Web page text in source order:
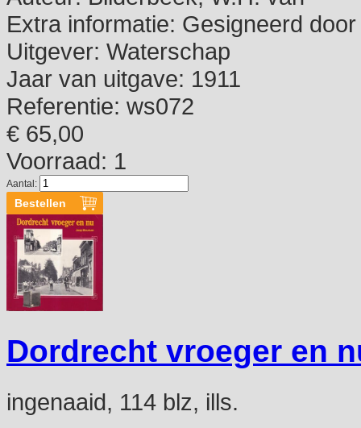
Extra informatie: Gesigneerd
Uitgever: Waterschap
Jaar van uitgave: 1911
Referentie: ws072
€ 65,00
Voorraad: 1
Aantal:
Dordrecht vroeger en
ingenaaid, 114 blz, ills.